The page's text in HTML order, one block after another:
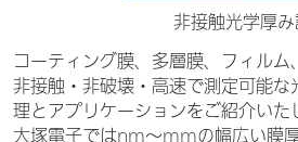
非接触光学厚
コーティング膜、多層膜、フィル
非接触・非破壊・高速で測定可能な
理とアプリケーションをご紹介いた
大塚電子ではnm～mmの幅広い膜